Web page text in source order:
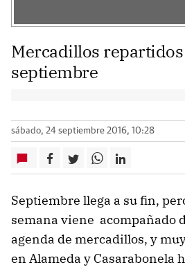
Mercadillos
septiembre
sábado, 24 septiembre 2016, 10:28
Septiembre llega a su fin,
semana viene acompañado
agenda de mercadillos, y
en Alameda y Casarabonela